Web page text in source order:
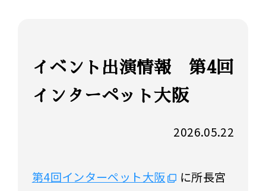
イベント出演情報 第4回
インターペット大阪
2026.05.22
第4回インターペット大阪
に所長宮